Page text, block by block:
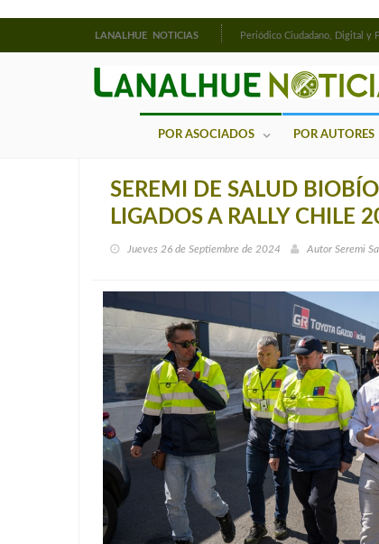
LANALHUE NOTICIAS Periódico Ciudadano, Digital y
POR ASOCIADOS POR AUTORES
SEREMI DE SALUD
LIGADOS A RALLY CHILE
Jueves 26 de Septiembre de 2024 Autor Seremi